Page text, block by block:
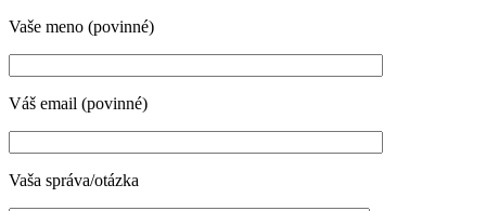
Vaše meno (povinné)
Váš email (povinné)
Vaša správa/otázka